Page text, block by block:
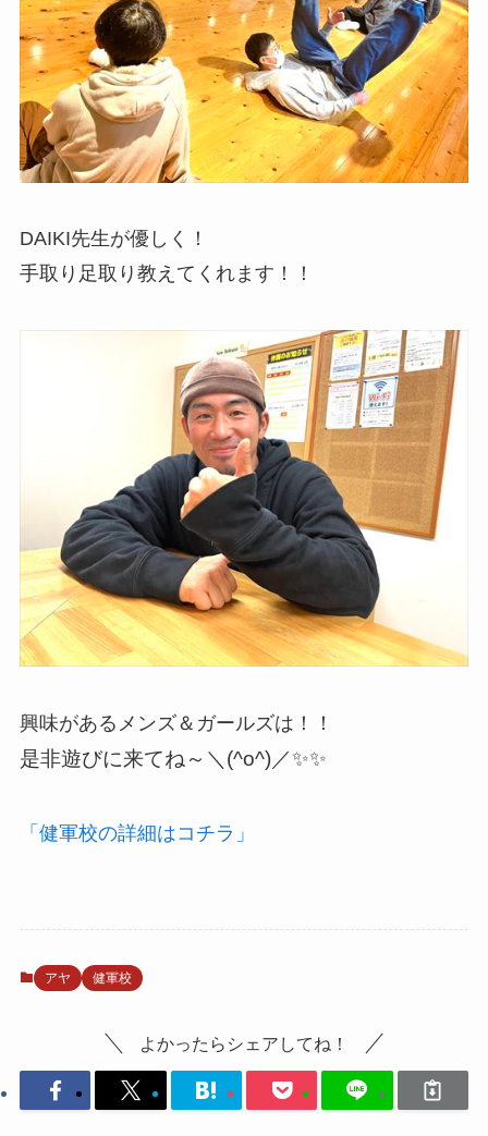
DAIKI先生が優しく！
手取り足取り教えてくれます！！
興味があるメンズ＆ガールズは！！
是非遊びに来てね～＼(^o^)／✨✨
「健軍校の詳細はコチラ」
アヤ 健軍校
よかったらシェアしてね！